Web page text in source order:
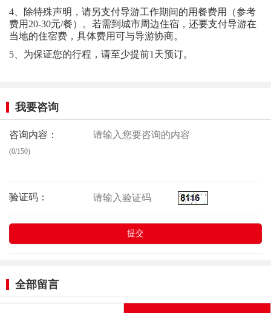
4、除特殊声明，请另支付导游工作期间的用餐费用（参考
费用20-30元/餐）。若需到城市周边住宿，还要支付导游在
当地的住宿费，具体费用可与导游协商。
5、为保证您的行程，请至少提前1天预订。
我要咨询
咨询内容：
(0/150)
验证码：
全部留言